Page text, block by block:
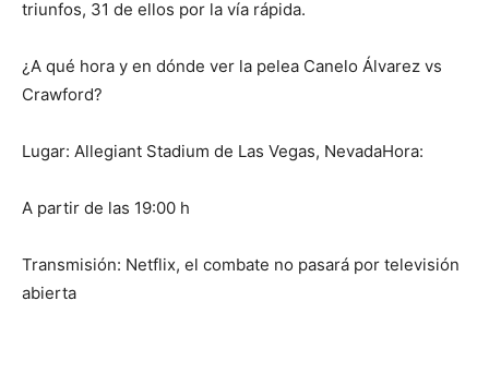
triunfos, 31 de ellos por la vía rápida.
¿A qué hora y en dónde ver la pelea Canelo Álvarez vs
Crawford?
Lugar: Allegiant Stadium de Las Vegas, NevadaHora:
A partir de las 19:00 h
Transmisión: Netflix, el combate no pasará por televisión
abierta